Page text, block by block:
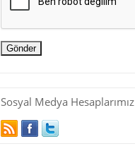
Sosyal Medya Hesaplarımız